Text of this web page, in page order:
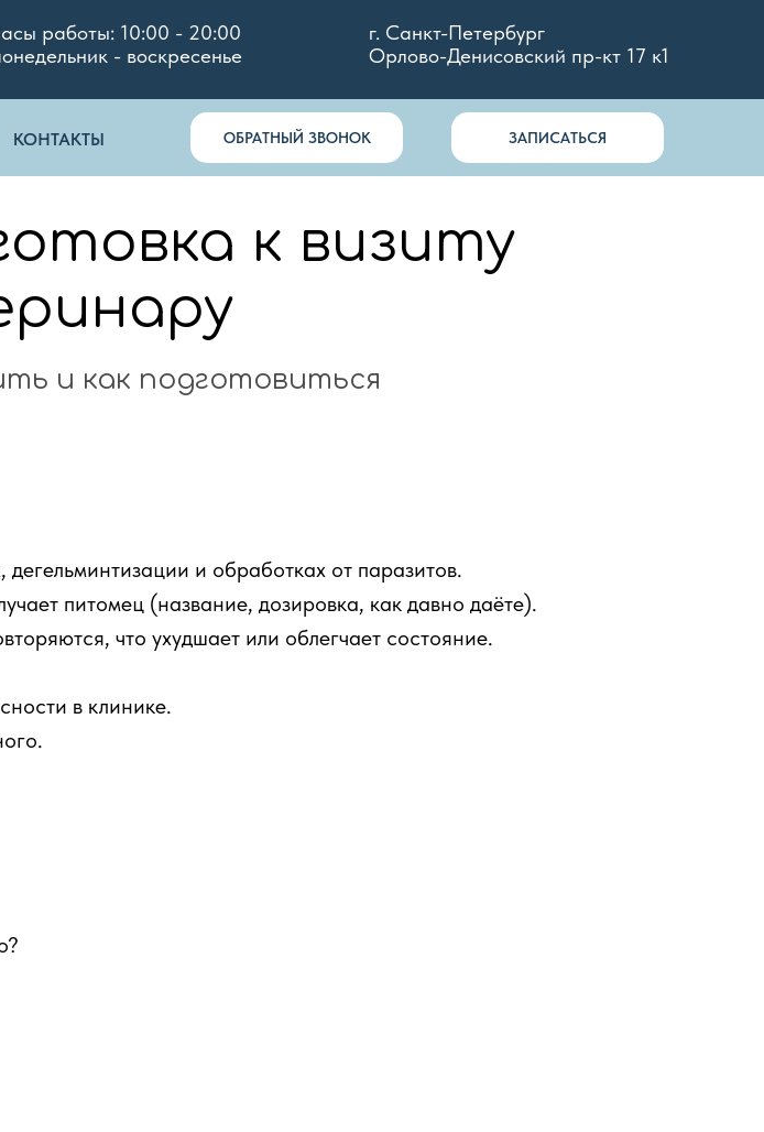
КОНТАКТЫ
г. Санкт-Петербург
Орлово-Денисовский пр-кт 17 к1
работы: 10:00 - 20:00
- воскресенье
ОБРАТНЫЙ ЗВОНОК ЗАПИСАТЬСЯ
и как подготовиться
к визиту
и обработках от паразитов.
питомец (название, дозировка, как давно даёте).
что ухудшает или облегчает состояние.
в клинике.